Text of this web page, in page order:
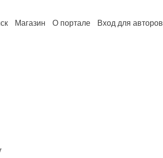
Магазин О портале Вход для авторов